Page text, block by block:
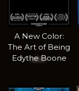
A New Color:
The Art of Being
Edythe Boone